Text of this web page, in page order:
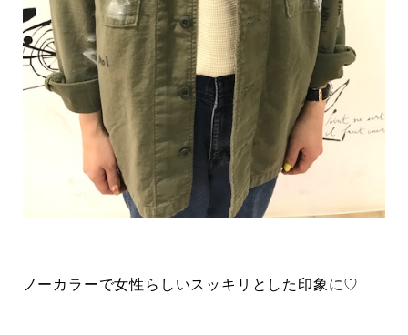
ノーカラーで女性らしいスッキリとした印象に♡